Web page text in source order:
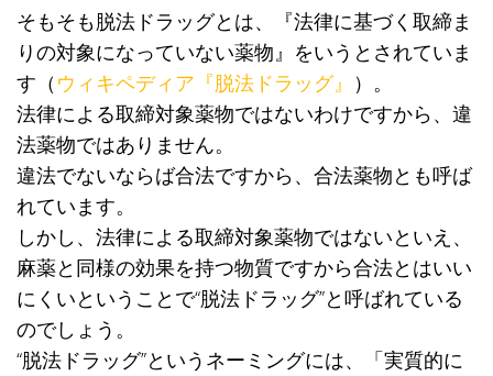
そもそも脱法ドラッグとは、『法律に基づく取締ま
りの対象になっていない薬物』をいうとされていま
す（ ウィキペディア『脱法ドラッグ』 ）。
法律による取締対象薬物ではないわけですから、違
法薬物ではありません。
違法でないならば合法ですから、合法薬物とも呼ば
れています。
しかし、法律による取締対象薬物ではないといえ、
麻薬と同様の効果を持つ物質ですから合法とはいい
にくいということで“脱法ドラッグ”と呼ばれている
のでしょう。
“脱法ドラッグ”というネーミングには、「実質的に